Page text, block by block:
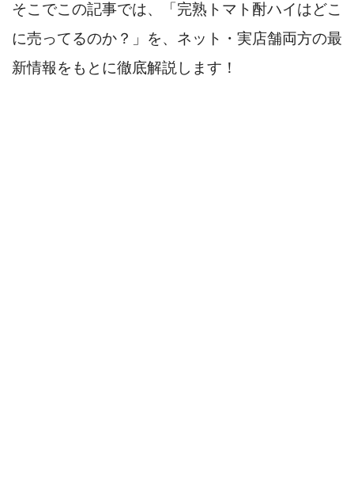
そこでこの記事では、「完熟トマト酎ハイはどこ
に売ってるのか？」を、ネット・実店舗両方の最
新情報をもとに徹底解説します！